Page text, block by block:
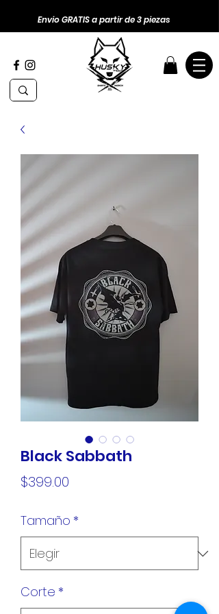
Envio GRATIS a partir de 3 piezas
Black Sabbath
$399.00
Tamaño *
Corte *